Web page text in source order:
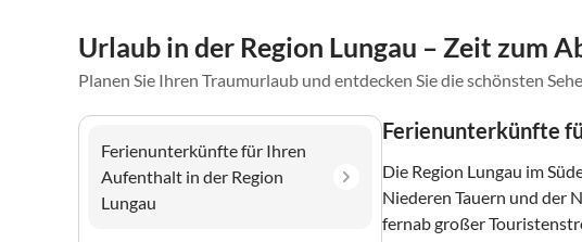
Urlaub in der Region Lungau – Zeit zum
Planen Sie Ihren Traumurlaub und entdecken Sie die schönsten
Ferienunterkünfte für Ihren
Aufenthalt in der Region
Lungau
Ferienunterkünfte
Die Region Lungau im
Niederen Tauern und der
fernab großer